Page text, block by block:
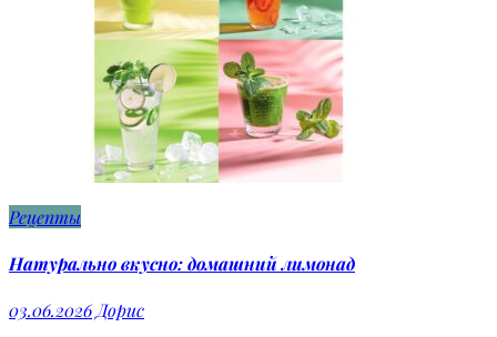
Рецепты
Натурально вкусно: домашний лимонад
03.06.2026Дорис